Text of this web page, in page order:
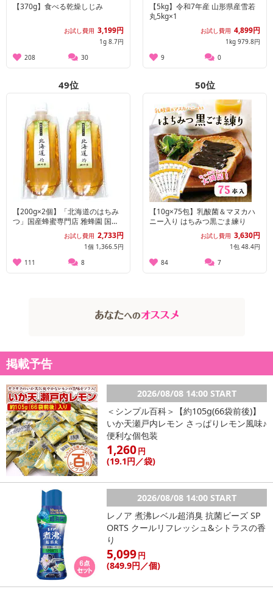
【370g】食べる乾燥しじみ
お試し費用 3,199円
1g 8.7円
208
30
【5kg】令和7年産 山形県産雪若
丸5kg×1
お試し費用 4,899円
1kg 979.8円
9
0
49位
【200g×2個】「北海道のはちみ
つ」国産蜂蜜専門店 雅蜂園 国産
蜂蜜ー大阪堺市地域物産応援特集
お試し費用 2,733円
1個 1,366.5円
111
8
50位
【10g×75包】乳酸菌＆マヌカハ
ニー入り はちみつ黒ごま練り
お試し費用 3,630円
1包 48.4円
84
7
掲載予告
2026/08/08 14:00 START
＜シンプル百科＞【約105g(66袋前後)】
いか天瀬戸内レモン さっぱりレモン風味♪
便利な個包装
1,260円
(19.1円／袋)
2026/08/08 14:00 START
レノア 煮沸レベル超消臭 抗菌ビーズ SP
ORTS クールリフレッシュ&シトラスの香
り
5,099円
(849.9円 ／個)